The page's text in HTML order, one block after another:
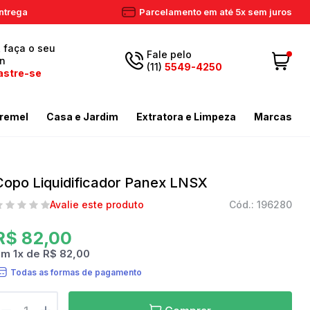
Parcelamento em até 5x sem juros
faça o seu
se
pedidos
Fale pelo
(11) 5549-4250
contato@eletronservice.com.br
atendimento
Seg a sex. das
/ Tostadores
e Circulador
de Ar
Casa e Jardim
de Cerca Viva
Extratora e Limpeza
Extratora
Limpador a Vapor
Acessórios Limpeza
Acessórios Varredeiras
Mop de Limpeza
Marcas
Liquidificador Panex LNSX
Avalie este produto Cód.: 196280
82,00
1x de R$ 82,00
Todas as formas de pagamento